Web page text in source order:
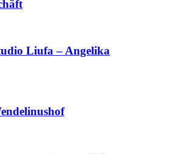
Liufa – Angelika